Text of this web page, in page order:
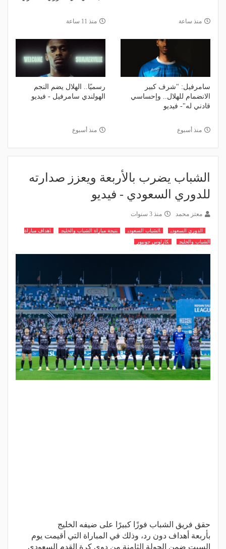
منذ ساعة منذ 11 ساعة
سامرفيل: "شرف كبير
الانضمام للهلال.. وإحساسي
قادني له"- فيديو
منذ أسبوع
رسميًا.. الهلال يضم النجم
الهولندي سامرفيل - فيديو
منذ أسبوع
الشباب يضرب بالأربعة ويعزز صدارته
للدوري السعودي - فيديو
معتز محمد منذ 3 سنوات
الدوري السعودي الشباب السعودي نتيجة مباراة الشباب والخليج
اهداف مباراة
الشباب والخليج
كارلوس جونيور
حقق فريق الشباب فوزًا كبيرًا على ضيفه الخليج
بأربعة أهداف دون رد، وذلك في المباراة التي أقيمت يوم
السبت ضمن الجولة الثامنة من دوي كرة القدم السعودي